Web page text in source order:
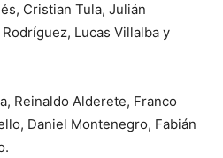
Cristian Tula, Julián
Lucas Villalba y
Reinaldo Alderete, Franco
Daniel Montenegro, Fabián